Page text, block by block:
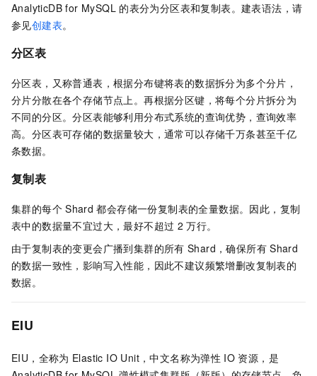
AnalyticDB for MySQL 的表分为分区表和复制表。建表语法，请
参见创建表。
分区表
分区表，又称普通表，根据分布键将表的数据拆分为多个分片，
分片分散在各个存储节点上。再根据分区键，将每个分片拆分为
不同的分区。分区表能够利用分布式系统的查询优势，查询效率
高。分区表可存储的数据量较大，通常可以存储千万条甚至千亿
条数据。
复制表
集群的每个 Shard 都会存储一份复制表的全量数据。因此，复制
表中的数据量不宜过大，最好不超过 2 万行。
由于复制表的变更会广播到集群的所有 Shard，确保所有 Shard
的数据一致性，影响写入性能，因此不建议频繁增删改复制表的
数据。
EIU
EIU，全称为 Elastic IO Unit，中文名称为弹性 IO 资源，是